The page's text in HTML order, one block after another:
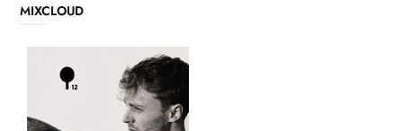
MIXCLOUD